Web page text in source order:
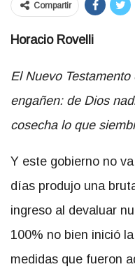
Compartir
Horacio Rovelli
El Nuevo
engañen: de Dios
cosecha lo que
Y este gobierno no
días produjo una
ingreso al devaluar
100% no bien inició
medidas que fueron